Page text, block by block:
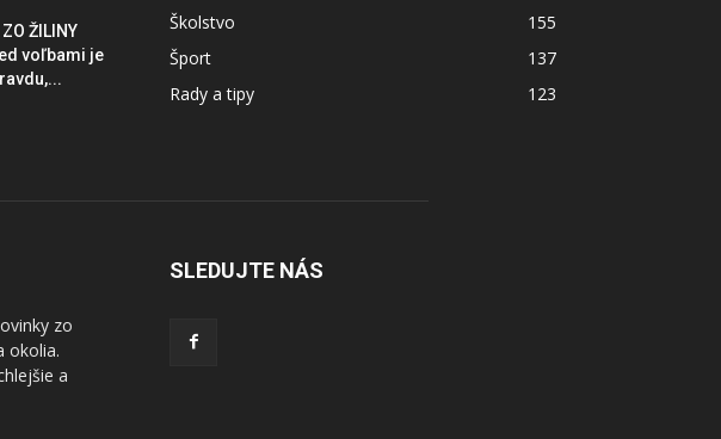
ŽILINY
voľbami je
Školstvo
155
Šport
137
Rady a tipy
123
zo
okolia.
a
SLEDUJTE NÁS